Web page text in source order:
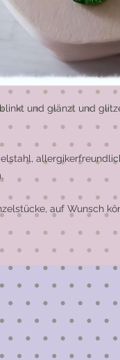
und glänzt und
auf Wunsch